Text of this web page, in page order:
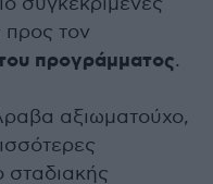
προς τον
προγράμματος.
αξιωματούχο,
σταδιακής